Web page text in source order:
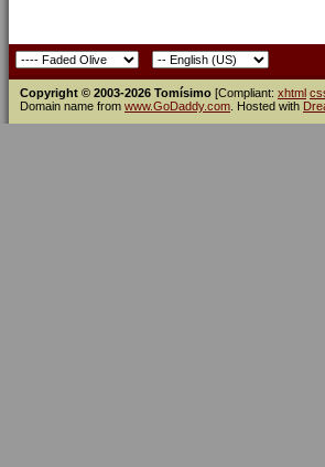
Copyright © 2003-2026 Tomísimo [Compliant: xhtml
Domain name from www.GoDaddy.com . Hosted with